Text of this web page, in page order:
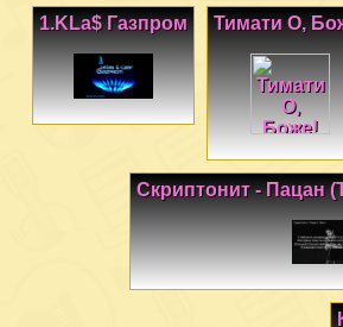
Тимати О,
1.KLa$ Газпром
Скриптонит - Пацан